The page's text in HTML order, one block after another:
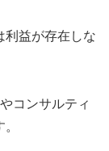
利益が存在しな
コンサルティ